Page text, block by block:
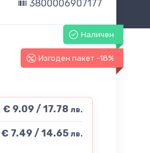
3800006907177
Наличен
Изгоден пакет -18%
€ 9.09 / 17.78 лв.
€ 7.49 / 14.65 лв.